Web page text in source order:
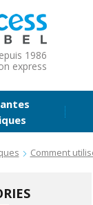
1986
express
Comment